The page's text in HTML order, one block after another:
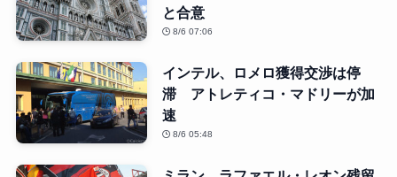
と合意
8/6 07:06
インテル、ロメロ獲得交渉は停
滞 アトレティコ・マドリーが加
速
8/6 05:48